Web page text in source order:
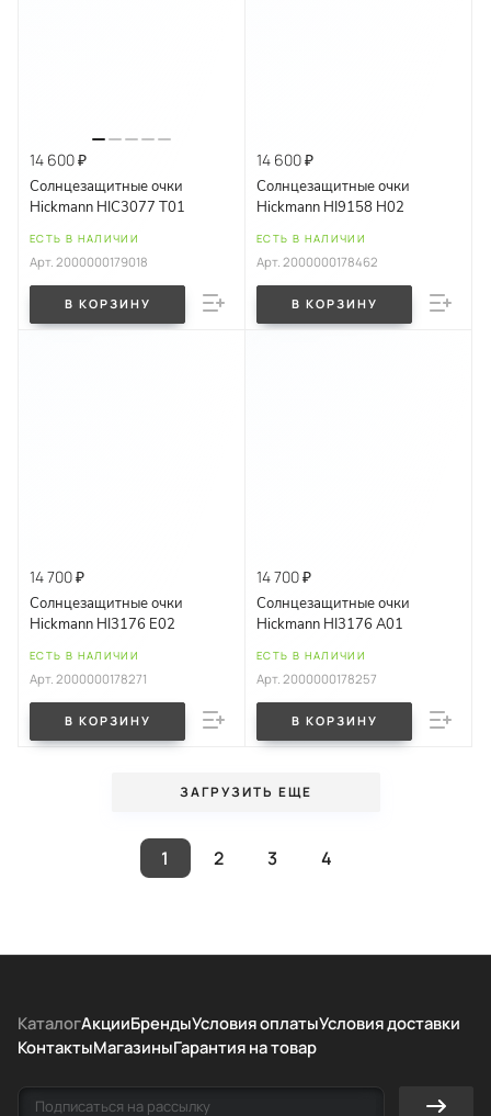
14 600 ₽
Солнцезащитные очки
Hickmann HIC3077 T01
ЕСТЬ В НАЛИЧИИ
Арт. 2000000179018
В КОРЗИНУ
14 600 ₽
Солнцезащитные очки
Hickmann HI9158 H02
ЕСТЬ В НАЛИЧИИ
Арт. 2000000178462
В КОРЗИНУ
14 700 ₽
Солнцезащитные очки
Hickmann HI3176 E02
ЕСТЬ В НАЛИЧИИ
Арт. 2000000178271
В КОРЗИНУ
14 700 ₽
Солнцезащитные очки
Hickmann HI3176 A01
ЕСТЬ В НАЛИЧИИ
Арт. 2000000178257
В КОРЗИНУ
ЗАГРУЗИТЬ ЕЩЕ
1 2 3 4
КаталогАкцииБрендыУсловия оплатыУсловия доставки
КонтактыМагазиныГарантия на товар